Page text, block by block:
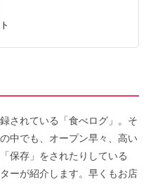
されている「食べログ」。そ
中でも、オープン早々、高い
保存」をされたりしている
ーが紹介します。早くもお店